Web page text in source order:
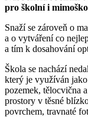
pro školní i
Snaží se zároveň o
a o vytváření co
a tím k dosahování
Škola se nachází
který je využíván
pozemek, tělocvična
prostory v těsné
povrchem, travnaté